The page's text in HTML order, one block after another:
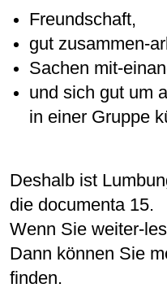
Freundschaft,
gut zusammen-
Sachen mit-
und sich gut um
in einer Gruppe
Deshalb ist
die documenta 15.
Wenn Sie weiter-
Dann können Sie
finden.